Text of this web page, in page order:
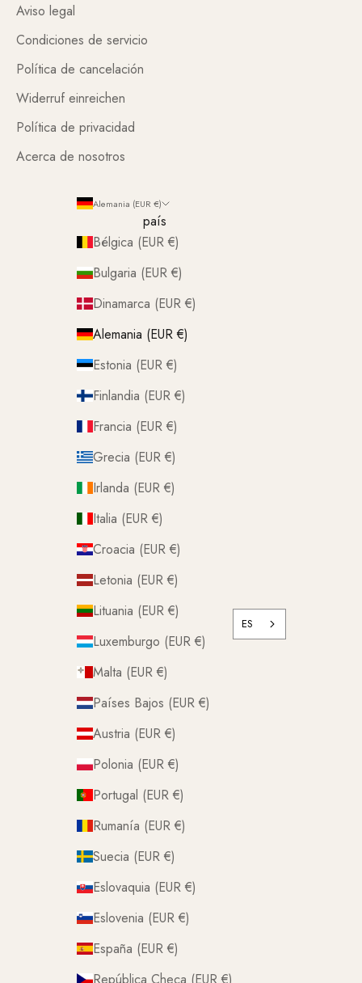
Aviso legal
Condiciones de servicio
Política de cancelación
Widerruf einreichen
Política de privacidad
Acerca de nosotros
Alemania (EUR €)
país
Bélgica (EUR €)
Bulgaria (EUR €)
Dinamarca (EUR €)
Alemania (EUR €)
Estonia (EUR €)
Finlandia (EUR €)
Francia (EUR €)
Grecia (EUR €)
Irlanda (EUR €)
Italia (EUR €)
Croacia (EUR €)
Letonia (EUR €)
Lituania (EUR €)
Luxemburgo (EUR €)
Malta (EUR €)
Países Bajos (EUR €)
Austria (EUR €)
Polonia (EUR €)
Portugal (EUR €)
Rumanía (EUR €)
Suecia (EUR €)
Eslovaquia (EUR €)
Eslovenia (EUR €)
España (EUR €)
ES